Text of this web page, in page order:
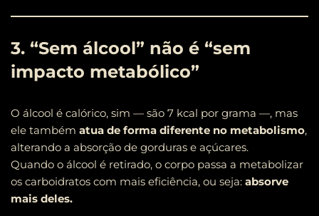
3. “Sem álcool” não é “sem
impacto metabólico”
O álcool é calórico, sim — são 7 kcal por grama —, mas
ele também atua de forma diferente no metabolismo,
alterando a absorção de gorduras e açúcares.
Quando o álcool é retirado, o corpo passa a metabolizar
os carboidratos com mais eficiência, ou seja: absorve
mais deles.